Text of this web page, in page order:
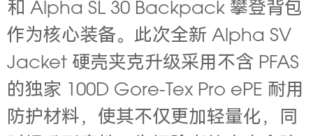
和 Alpha SL 30 Backpack 攀登背包
作为核心装备。 此次全新 Alpha SV
Jacket 硬壳夹克升级采用不含 PFAS
的独家 100D Gore-Tex Pro ePE 耐用
防护材料，使其不仅更加轻量化，同